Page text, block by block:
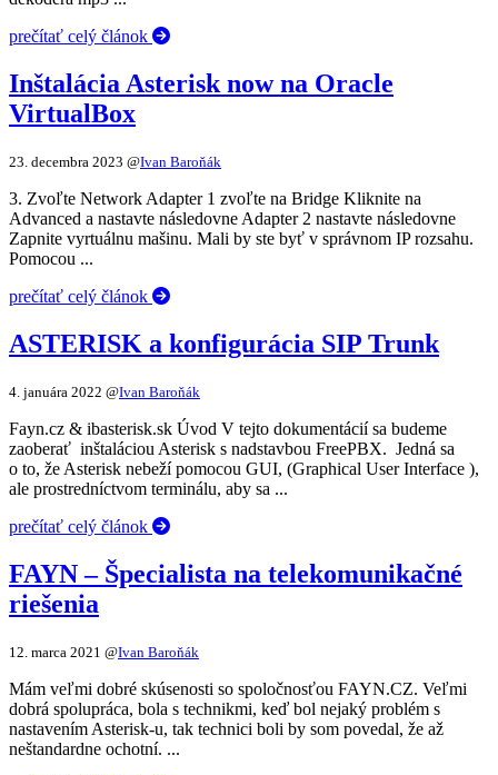
prečítať celý článok
Inštalácia Asterisk now na Oracle
VirtualBox
23. decembra 2023 @Ivan Baroňák
3. Zvoľte Network Adapter 1 zvoľte na Bridge Kliknite na
Advanced a nastavte následovne Adapter 2 nastavte následovne
Zapnite vyrtuálnu mašinu. Mali by ste byť v správnom IP rozsahu.
Pomocou ...
prečítať celý článok
ASTERISK a konfigurácia SIP Trunk
4. januára 2022 @Ivan Baroňák
Fayn.cz & ibasterisk.sk Úvod V tejto dokumentácií sa budeme
zaoberať inštaláciou Asterisk s nadstavbou FreePBX. Jedná sa
o to, že Asterisk nebeží pomocou GUI, (Graphical User Interface ),
ale prostredníctvom terminálu, aby sa ...
prečítať celý článok
FAYN – Špecialista na telekomunikačné
riešenia
12. marca 2021 @Ivan Baroňák
Mám veľmi dobré skúsenosti so spoločnosťou FAYN.CZ. Veľmi
dobrá spolupráca, bola s technikmi, keď bol nejaký problém s
nastavením Asterisk-u, tak technici boli by som povedal, že až
neštandardne ochotní. ...